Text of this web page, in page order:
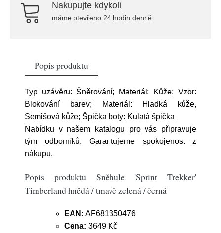
Nakupujte kdykoli
máme otevřeno 24 hodin denně
Popis produktu
Typ uzávěru: Šněrování; Materiál: Kůže; Vzor:
Blokování barev; Materiál: Hladká kůže,
Semišová kůže; Špička boty: Kulatá špička
Nabídku v našem katalogu pro vás připravuje
tým odborníků. Garantujeme spokojenost z
nákupu.
Popis produktu Sněhule 'Sprint Trekker'
Timberland hnědá / tmavě zelená / černá
EAN: AF681350476
Cena: 3649 Kč